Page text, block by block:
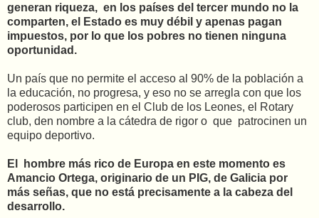
generan riqueza, en los países del tercer mundo no la
comparten, el Estado es muy débil y apenas pagan
impuestos, por lo que los pobres no tienen ninguna
oportunidad.
Un país que no permite el acceso al 90% de la población a
la educación, no progresa, y eso no se arregla con que los
poderosos participen en el Club de los Leones, el Rotary
club, den nombre a la cátedra de rigor o que patrocinen un
equipo deportivo.
El
hombre más rico de Europa en este momento es
Amancio Ortega, originario de un PIG, de Galicia por
más señas, que no está precisamente a la cabeza del
desarrollo.